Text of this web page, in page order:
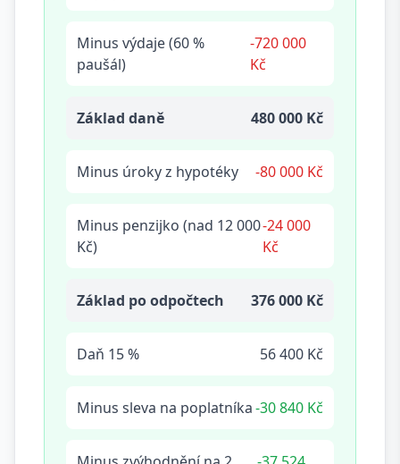
Minus výdaje (60 %
paušál)
-720 000
Kč
Základ daně 480 000 Kč
Minus úroky z hypotéky -80 000 Kč
Minus penzijko (nad 12 000
Kč)
-24 000
Kč
Základ po odpočtech 376 000 Kč
Daň 15 % 56 400 Kč
Minus sleva na poplatníka-30 840 Kč